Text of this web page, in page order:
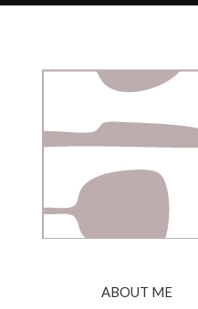
ABOUT ME